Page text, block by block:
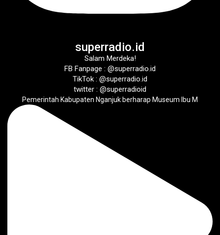
superradio.id
Salam Merdeka!
FB Fanpage : @superradio.id
TikTok : @superradio.id
twitter : @superradioid
Pemerintah Kabupaten Nganjuk berharap Museum Ibu M